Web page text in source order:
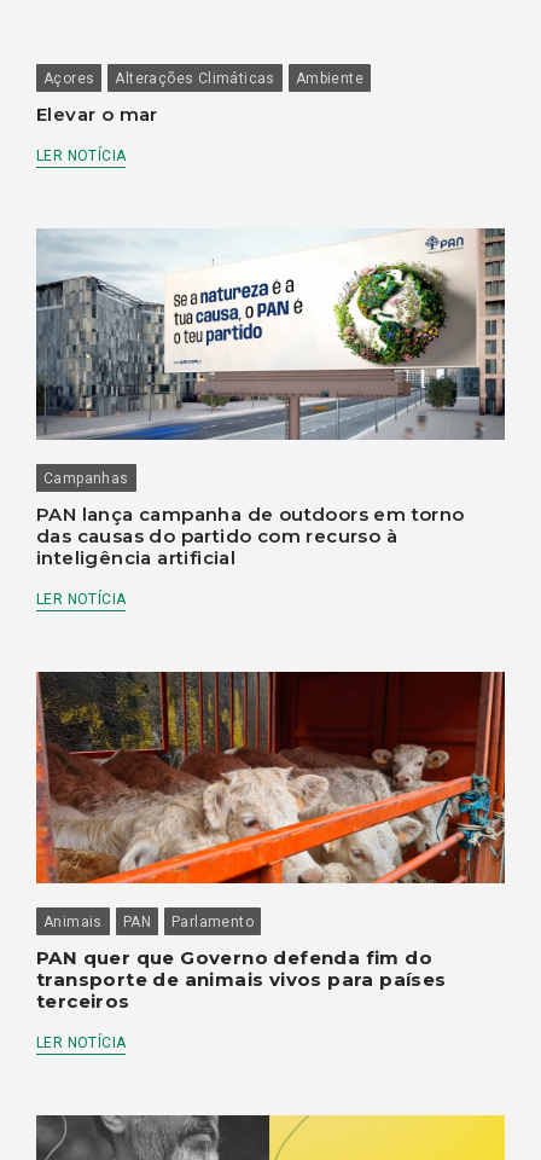
Açores Alterações Climáticas Ambiente
Elevar o mar
LER NOTÍCIA
Campanhas
PAN lança campanha de outdoors em torno
das causas do partido com recurso à
inteligência artificial
LER NOTÍCIA
Animais PAN Parlamento
PAN quer que Governo defenda fim do
transporte de animais vivos para países
terceiros
LER NOTÍCIA